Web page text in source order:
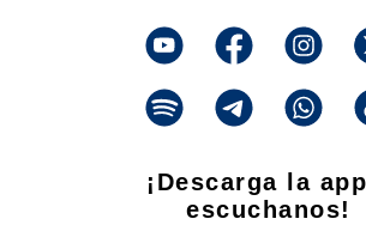
¡Descarga la
escuchanos!